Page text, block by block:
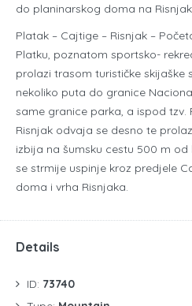
do planinarskog doma na
Platak – Cajtige – Risnjak –
Platku, poznatom sportsko-
prolazi trasom turističke skijaške
nekoliko puta do granice
same granice parka, a ispod tzv.
Risnjak odvaja se desno te
izbija na šumsku cestu 500 m
se strmije uspinje kroz predjele
doma i vrha Risnjaka.
Details
ID: 73740